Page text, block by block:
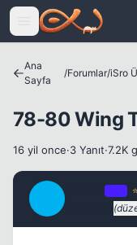
Icerige atla
Ana
Sayfa
/Forumlar/
78-80 Wing
16 yil once·3 Yanıt·7.2K